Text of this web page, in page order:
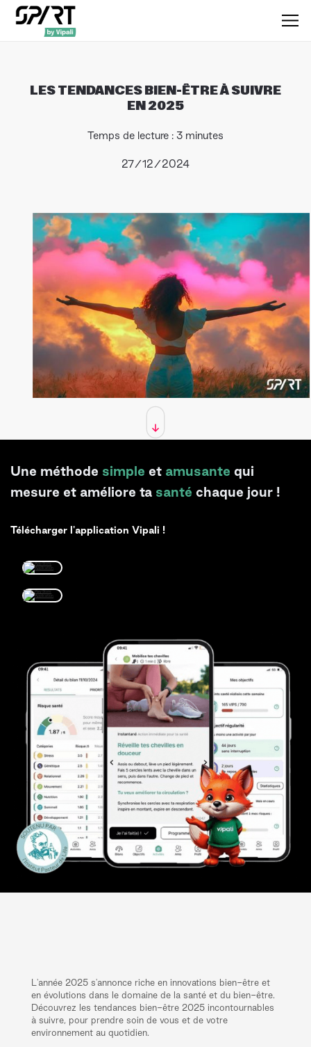
LES TENDANCES BIEN-ÊTRE À SUIVRE
EN 2025
Temps de lecture : 3 minutes
27/12/2024
Une méthode simple et amusante qui
mesure et améliore ta santé chaque jour !
Télécharger l'application Vipali !
L'année 2025 s'annonce riche en innovations bien-être et
en évolutions dans le domaine de la santé et du bien-être.
Découvrez les tendances bien-être 2025 incontournables
à suivre, pour prendre soin de vous et de votre
environnement au quotidien.